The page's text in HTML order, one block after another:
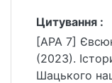
Цитування :
[APA 7]
(2023).
Шацького